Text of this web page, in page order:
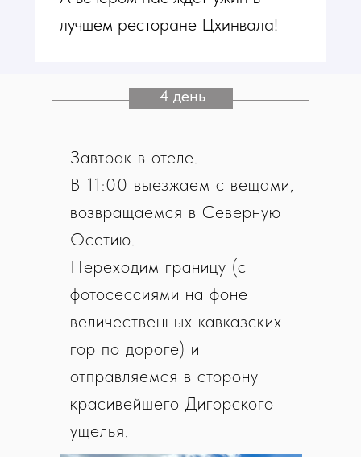
лучшем ресторане Цхинвала!
4 день
Завтрак в отеле.
В 11:00 выезжаем с вещами,
возвращаемся в Северную
Осетию.
Переходим границу (с
фотосессиями на фоне
величественных кавказских
гор по дороге) и
отправляемся в сторону
красивейшего Дигорского
ущелья.